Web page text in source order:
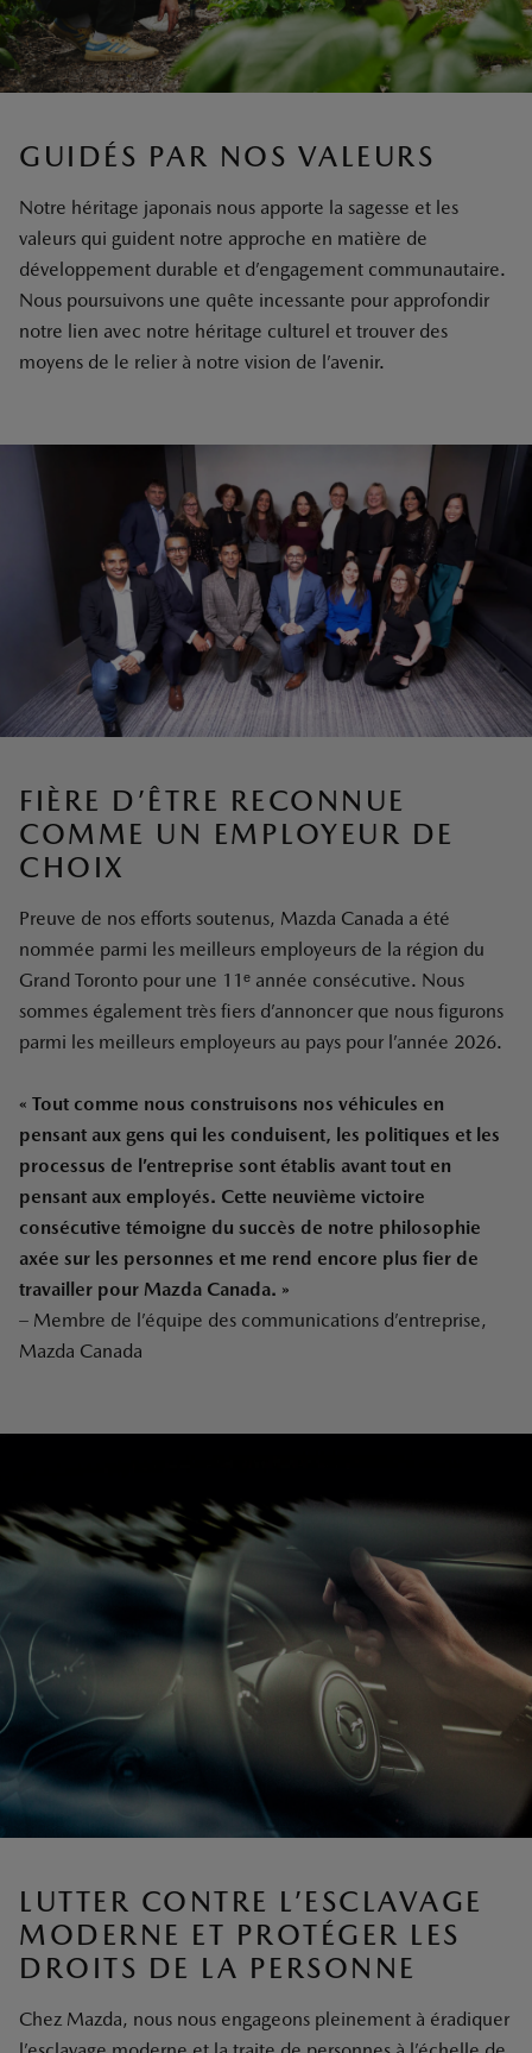
GUIDÉS PAR NOS VALEURS
Notre héritage japonais nous apporte la sagesse et les
valeurs qui guident notre approche en matière de
développement durable et d’engagement communautaire.
Nous poursuivons une quête incessante pour approfondir
notre lien avec notre héritage culturel et trouver des
moyens de le relier à notre vision de l’avenir.
FIÈRE D’ÊTRE RECONNUE
COMME UN EMPLOYEUR DE
CHOIX
Preuve de nos efforts soutenus, Mazda Canada a été
nommée parmi les meilleurs employeurs de la région du
Grand Toronto pour une 11ᵉ année consécutive. Nous
sommes également très fiers d’annoncer que nous figurons
parmi les meilleurs employeurs au pays pour l’année 2026.
« Tout comme nous construisons nos véhicules en
pensant aux gens qui les conduisent, les politiques et les
processus de l’entreprise sont établis avant tout en
pensant aux employés. Cette neuvième victoire
consécutive témoigne du succès de notre philosophie
axée sur les personnes et me rend encore plus fier de
travailler pour Mazda Canada. »
– Membre de l’équipe des communications d’entreprise,
Mazda Canada
LUTTER CONTRE L’ESCLAVAGE
MODERNE ET PROTÉGER LES
DROITS DE LA PERSONNE
Chez Mazda, nous nous engageons pleinement à éradiquer